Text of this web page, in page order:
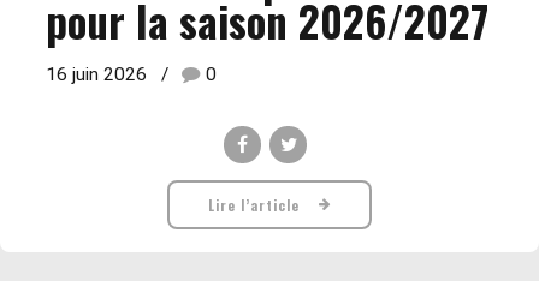
pour la saison 2026/2027
16 juin 2026 0
Lire l’article